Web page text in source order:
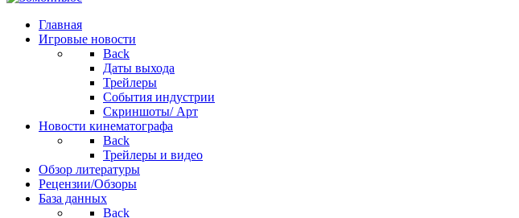
Главная
Игровые новости
Back
Даты выхода
Трейлеры
События индустрии
Скриншоты/ Арт
Новости кинематографа
Back
Трейлеры и видео
Обзор литературы
Рецензии/Обзоры
База данных
Back